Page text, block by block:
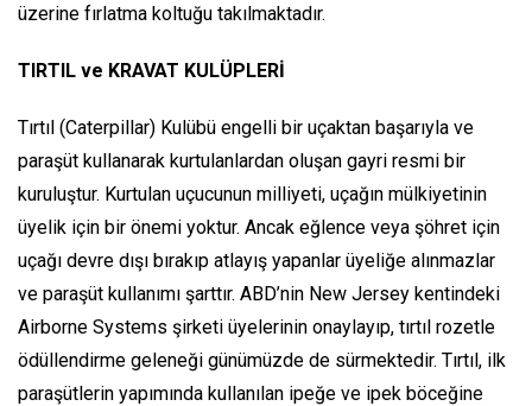
üzerine fırlatma koltuğu takılmaktadır.
TIRTIL ve KRAVAT KULÜPLERİ
Tırtıl (Caterpillar) Kulübü engelli bir uçaktan başarıyla ve
paraşüt kullanarak kurtulanlardan oluşan gayri resmi bir
kuruluştur. Kurtulan uçucunun milliyeti, uçağın mülkiyetinin
üyelik için bir önemi yoktur. Ancak eğlence veya şöhret için
uçağı devre dışı bırakıp atlayış yapanlar üyeliğe alınmazlar
ve paraşüt kullanımı şarttır. ABD’nin New Jersey kentindeki
Airborne Systems şirketi üyelerinin onaylayıp, tırtıl rozetle
ödüllendirme geleneği günümüzde de sürmektedir. Tırtıl, ilk
paraşütlerin yapımında kullanılan ipeğe ve ipek böceğine